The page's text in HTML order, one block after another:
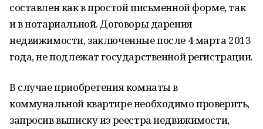
составлен как в простой письменной форме, так
и в нотариальной. Договоры дарения
недвижимости, заключенные после 4 марта 2013
года, не подлежат государственной регистрации.
В случае приобретения комнаты в
коммунальной квартире необходимо проверить,
запросив выписку из реестра недвижимости,